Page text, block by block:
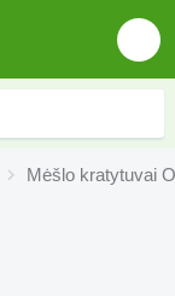
Mėšlo kratytuvai